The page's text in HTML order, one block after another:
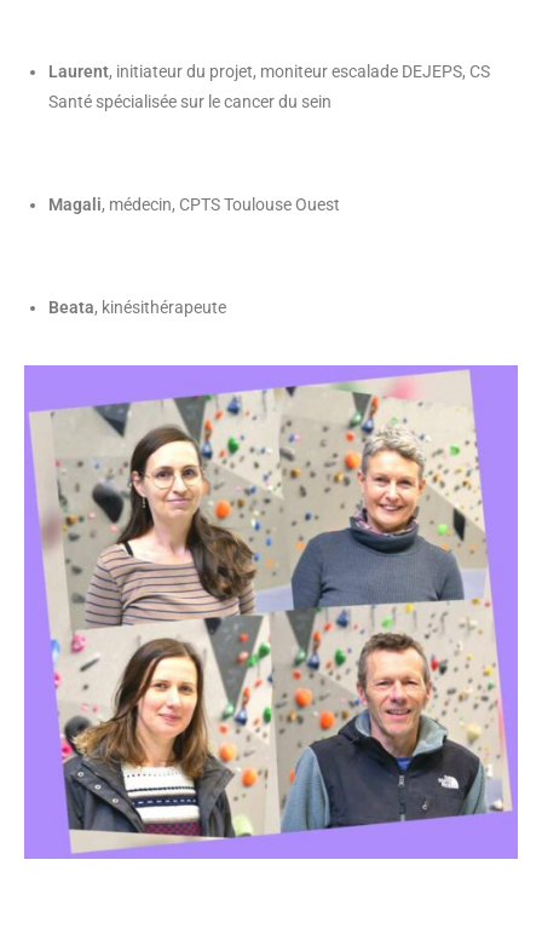
Laurent, initiateur du projet, moniteur escalade DEJEPS, CS
Santé spécialisée sur le cancer du sein
Magali, médecin, CPTS Toulouse Ouest
Beata, kinésithérapeute